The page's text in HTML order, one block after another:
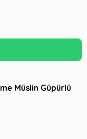
Müslin Güpürlü